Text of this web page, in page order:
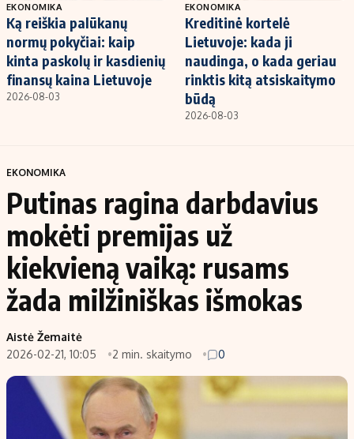
EKONOMIKA
Ką reiškia palūkanų
normų pokyčiai: kaip
kinta paskolų ir kasdienių
finansų kaina Lietuvoje
2026-08-03
EKONOMIKA
Kreditinė kortelė
Lietuvoje: kada ji
naudinga, o kada geriau
rinktis kitą atsiskaitymo
būdą
2026-08-03
EKONOMIKA
Putinas ragina darbdavius
mokėti premijas už
kiekvieną vaiką: rusams
žada milžiniškas išmokas
Aistė Žemaitė
2026-02-21, 10:05
2 min. skaitymo 0